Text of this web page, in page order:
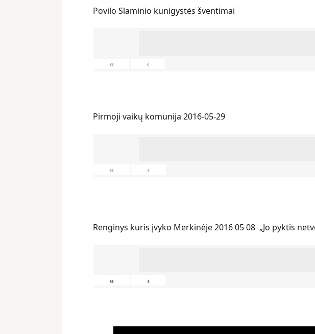
Povilo Slaminio kunigystės šventimai
« ‹
Pirmoji vaikų komunija 2016-05-29
« ‹
Renginys kuris įvyko Merkinėje 2016 05 08 „Jo pyktis
« ‹